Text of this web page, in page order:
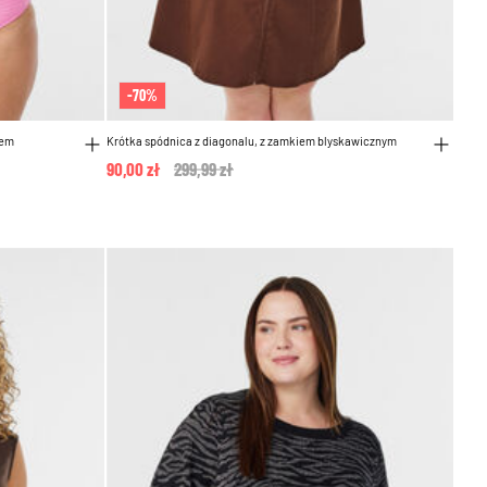
-70%
Krótka spódnica z diagonalu, z zamkiem blyskawicznym
Price reduced from
299,99 zł
90,00 zł